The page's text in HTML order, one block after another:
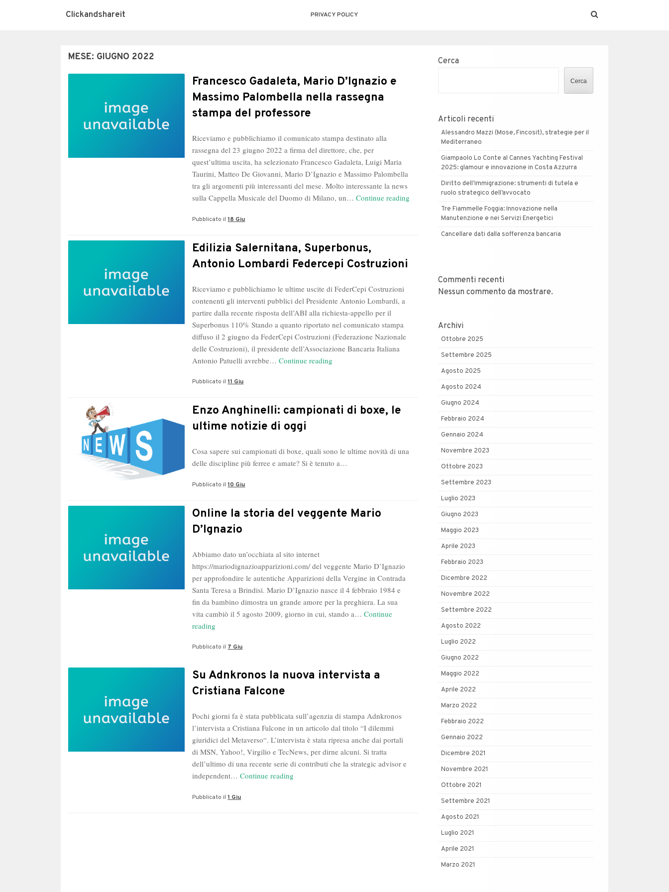
Clickandshareit PRIVACY POLICY
MESE: GIUGNO 2022
Francesco Gadaleta, Mario D’Ignazio e
Massimo Palombella nella rassegna
stampa del professore
Riceviamo e pubblichiamo il comunicato stampa destinato alla
rassegna del 23 giugno 2022 a firma del direttore, che, per
quest’ultima uscita, ha selezionato Francesco Gadaleta, Luigi Maria
Taurini, Matteo De Giovanni, Mario D’Ignazio e Massimo Palombella
tra gli argomenti più interessanti del mese. Molto interessante la news
sulla Cappella Musicale del Duomo di Milano, un…Continue reading
professore
Pubblicato il18 Giu
Edilizia Salernitana, Superbonus,
Antonio Lombardi Federcepi Costruzioni
Riceviamo e pubblichiamo le ultime uscite di FederCepi Costruzioni
contenenti gli interventi pubblici del Presidente Antonio Lombardi, a
partire dalla recente risposta dell’ABI alla richiesta-appello per il
Superbonus 110% Stando a quanto riportato nel comunicato stampa
diffuso il 2 giugno da FederCepi Costruzioni (Federazione Nazionale
delle Costruzioni), il presidente dell’Associazione Bancaria Italiana
Antonio Patuelli avrebbe…Continue reading
Lombardi
Pubblicato il11 Giu
Enzo Anghinelli: campionati di boxe, le
ultime notizie di oggi
Cosa sapere sui campionati di boxe, quali sono le ultime novità di una
delle discipline più ferree e amate? Si è tenuto a…
Pubblicato il10 Giu
Online la storia del veggente Mario
D’Ignazio
Abbiamo dato un’occhiata al sito internet
https://mariodignazioapparizioni.com/ del veggente Mario D’Ignazio
per approfondire le autentiche Apparizioni della Vergine in Contrada
Santa Teresa a Brindisi. Mario D’Ignazio nasce il 4 febbraio 1984 e
fin da bambino dimostra un grande amore per la preghiera. La sua
vita cambiò il 5 agosto 2009, giorno in cui, stando a…Continue
reading
storia
veggente
Mario
D’Ignazio
Pubblicato il 7 Giu
Su Adnkronos la nuova intervista a
Cristiana Falcone
Pochi giorni fa è stata pubblicata sull’agenzia di stampa Adnkronos
l’intervista a Cristiana Falcone in un articolo dal titolo “I dilemmi
giuridici del Metaverso“. L’intervista è stata ripresa anche dai portali
di MSN, Yahoo!, Virgilio e TecNews, per dirne alcuni. Si tratta
dell’ultimo di una recente serie di contributi che la strategic advisor e
independent…Continue reading
Pubblicato il1 Giu
Cerca
Cerca
Articoli recenti
Alessandro Mazzi (Mose, Fincosit), strategie per il
Mediterraneo
Giampaolo Lo Conte al Cannes Yachting Festival
2025: glamour e innovazione in Costa Azzurra
Diritto dell’immigrazione: strumenti di tutela e
ruolo strategico dell’avvocato
Tre Fiammelle Foggia: Innovazione nella
Manutenzione e nei Servizi Energetici
Cancellare dati dalla sofferenza bancaria
Commenti recenti
Nessun commento da mostrare.
Archivi
Ottobre 2025
Settembre 2025
Agosto 2025
Agosto 2024
Giugno 2024
Febbraio 2024
Gennaio 2024
Novembre 2023
Ottobre 2023
Settembre 2023
Luglio 2023
Giugno 2023
Maggio 2023
Aprile 2023
Febbraio 2023
Dicembre 2022
Novembre 2022
Settembre 2022
Agosto 2022
Luglio 2022
Giugno 2022
Maggio 2022
Aprile 2022
Marzo 2022
Febbraio 2022
Gennaio 2022
Dicembre 2021
Novembre 2021
Ottobre 2021
Settembre 2021
Agosto 2021
Luglio 2021
Aprile 2021
Marzo 2021